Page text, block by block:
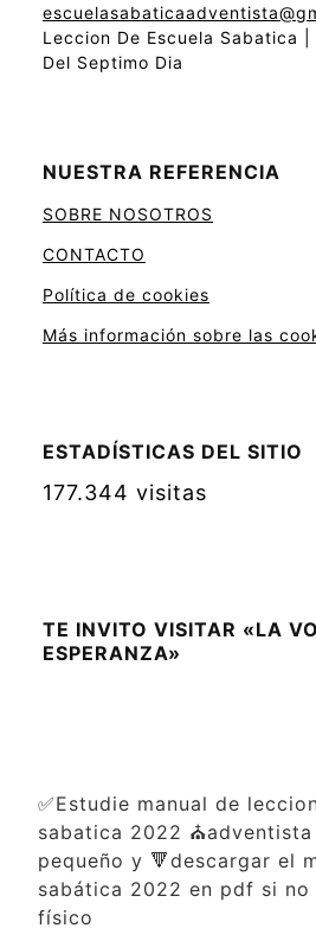
Leccion De Escuela Sabatica
Del Septimo Dia
NUESTRA REFERENCIA
SOBRE NOSOTROS
CONTACTO
Política de cookies
Más información sobre las
ESTADÍSTICAS DEL SITIO
177.344 visitas
TE INVITO VISITAR «LA
ESPERANZA»
✅Estudie manual de
sabatica 2022
pequeño y 🔻descargar el
sabática 2022 en pdf si no
físico